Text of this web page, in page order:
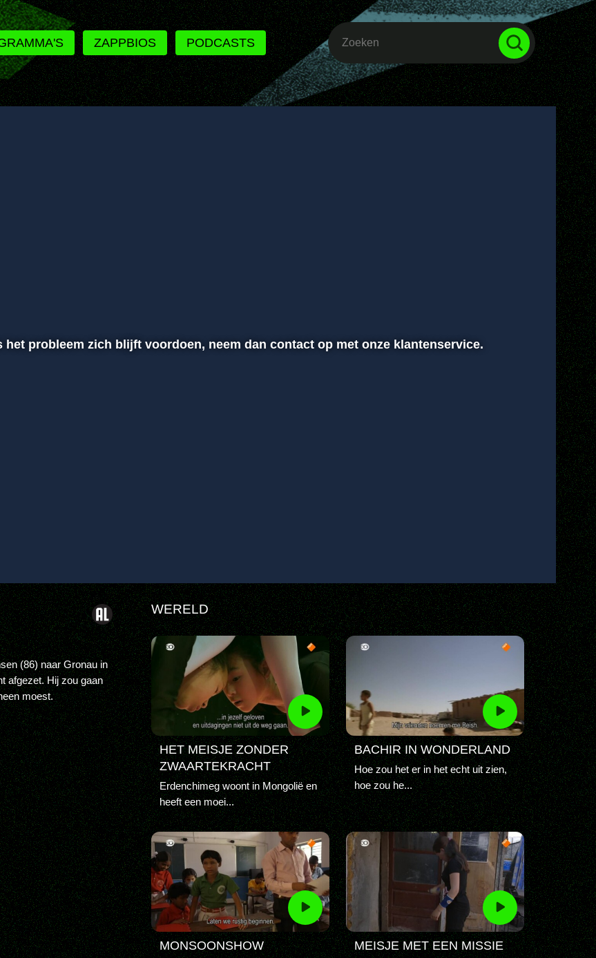
ZAPPBIOS
PODCASTS
Volledig scherm
probleem zich blijft voordoen, neem dan contact op met onze klantenservice.
(86) naar Gronau in
afgezet. Hij zou gaan
moest.
WERELD
HET MEISJE ZONDER
ZWAARTEKRACHT
Erdenchimeg woont in Mongolië en
heeft een moei...
BACHIR IN WONDERLAND
Hoe zou het er in het echt uit zien,
hoe zou he...
MONSOONSHOW MEISJE MET EEN MISSIE